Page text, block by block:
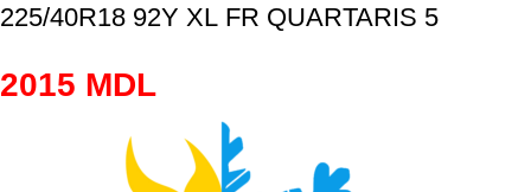
225/40R18 92Y XL FR QUARTARIS 5
2015 MDL